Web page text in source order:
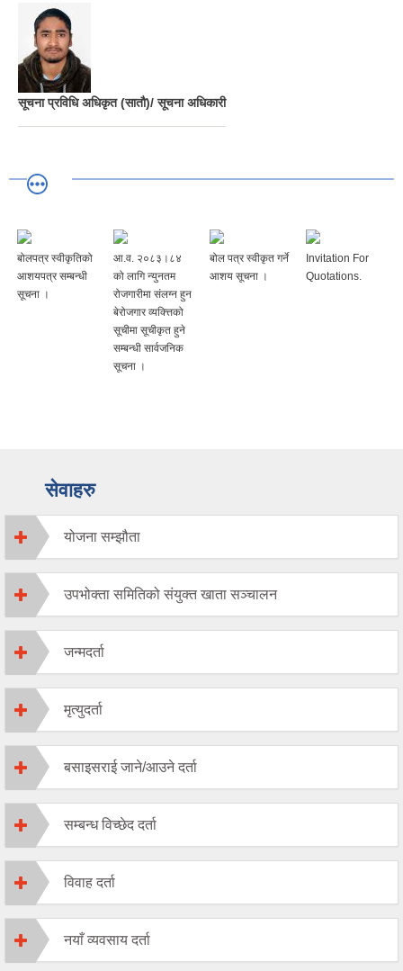
सूचना प्रविधि अधिकृत (सातौ)/ सूचना अधिकारी
बोलपत्र स्वीकृतिको
आशयपत्र सम्बन्धी
सूचना ।
आ.व. २०८३।८४
को लागि न्युनतम
रोजगारीमा संलग्न हुन
बेरोजगार व्यक्त्तिको
सूचीमा सूचीकृत हुने
सम्बन्धी सार्वजनिक
सूचना ।
बोल पत्र स्वीकृत गर्ने
आशय सूचना ।
Invitation For
Quotations.
सेवाहरु
योजना सम्झौता
उपभोक्ता समितिको संयुक्त खाता सञ्चालन
जन्मदर्ता
मृत्युदर्ता
बसाइसराई जाने/आउने दर्ता
सम्बन्ध विच्छेद दर्ता
विवाह दर्ता
नयाँ व्यवसाय दर्ता